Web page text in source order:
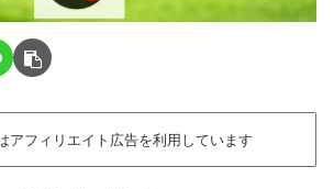
アフィリエイト広告を利用しています